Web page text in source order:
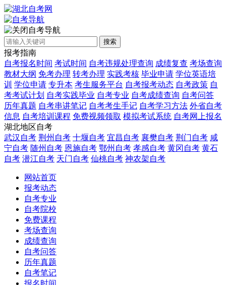
自考导航
搜索
报考指南
自考报名时间 考试时间 自考违规处理查询 成绩复查 考场查询
教材大纲 免考办理 转考办理 实践考核 毕业申请 学位英语培
训 学位申请 专升本 考生服务平台 自考报考动态 自考政策 自
考考试计划 自考实践毕业 自考专业 自考成绩查询 自考问答
历年真题 自考串讲笔记 自考考生手记 自考学习方法 外省自考
信息 自考培训课程 免费视频领取 模拟考试系统 自考网上报名
湖北地区自考
武汉自考 荆州自考 十堰自考 宜昌自考 襄樊自考 荆门自考 咸
宁自考 随州自考 恩施自考 鄂州自考 孝感自考 黄冈自考 黄石
自考 潜江自考 天门自考 仙桃自考 神农架自考
网站首页
报考动态
自考专业
自考院校
免费课程
考场查询
成绩查询
自考问答
历年真题
自考笔记
报名时间